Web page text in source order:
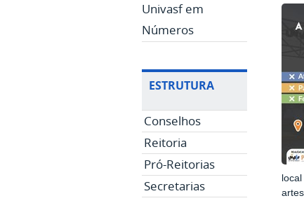
Univasf em
Números
ESTRUTURA
Conselhos
Reitoria
Pró-Reitorias
Secretarias